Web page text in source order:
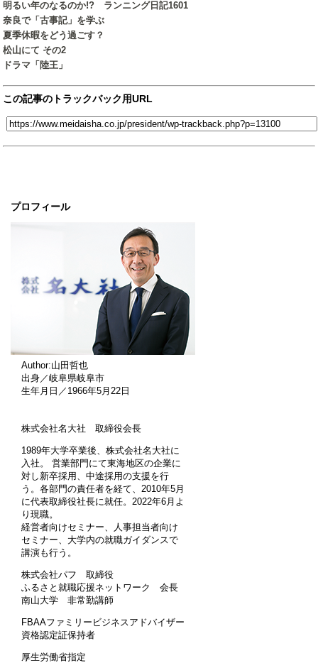
プロフィール
Author:山田哲也
出身／岐阜県岐阜市
生年月日／1966年5月22日
株式会社名大社 取締役会長
1989年大学卒業後、株式会社名大社に
入社。 営業部門にて東海地区の企業に
対し新卒採用、中途採用の支援を行
う。各部門の責任者を経て、2010年5月
に代表取締役社長に就任。2022年6月よ
り現職。
経営者向けセミナー、人事担当者向け
セミナー、大学内の就職ガイダンスで
講演も行う。
株式会社パフ 取締役
ふるさと就職応援ネットワーク 会長
南山大学 非常勤講師
FBAAファミリービジネスアドバイザー
資格認定証保持者
厚生労働省指定
明るい年のなるのか!? ランニング日記1601
奈良で「古事記」を学ぶ
夏季休暇をどう過ごす？
松山にて その2
ドラマ「陸王」
この記事のトラックバック用URL